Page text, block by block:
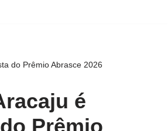
do Prêmio Abrasce 2026
é